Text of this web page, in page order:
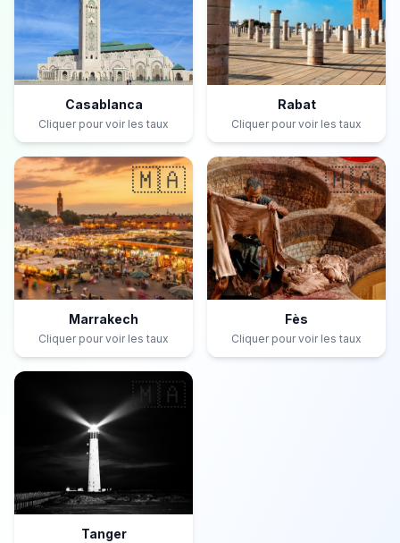
Casablanca
Cliquer pour voir les taux
Rabat
Cliquer pour voir les taux
🇲🇦
Marrakech
Cliquer pour voir les taux
🇲🇦
Fès
Cliquer pour voir les taux
🇲🇦
Tanger